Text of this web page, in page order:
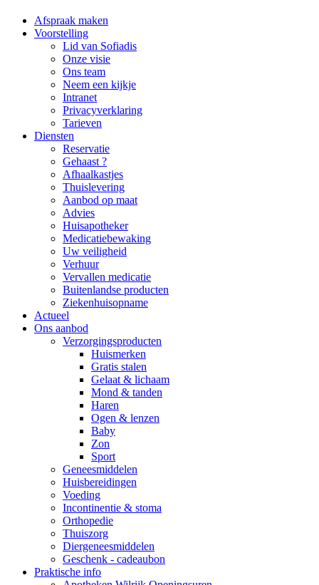
Afspraak maken
Voorstelling
Lid van Sofiadis
Onze visie
Ons team
Neem een kijkje
Intranet
Privacyverklaring
Tarieven
Diensten
Reservatie
Gehaast ?
Afhaalkastjes
Thuislevering
Aanbod op maat
Advies
Huisapotheker
Medicatiebewaking
Uw veiligheid
Verhuur
Vervallen medicatie
Buitenlandse producten
Ziekenhuisopname
Actueel
Ons aanbod
Verzorgingsproducten
Huismerken
Gratis stalen
Gelaat & lichaam
Mond & tanden
Haren
Ogen & lenzen
Baby
Zon
Sport
Geneesmiddelen
Huisbereidingen
Voeding
Incontinentie & stoma
Orthopedie
Thuiszorg
Diergeneesmiddelen
Geschenk - cadeaubon
Praktische info